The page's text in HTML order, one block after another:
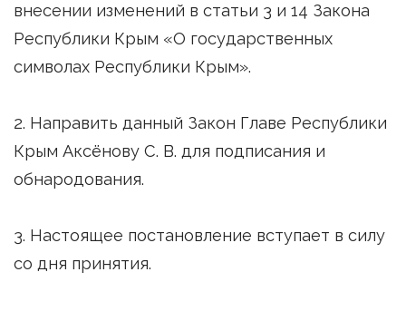
внесении изменений в статьи 3 и 14 Закона
Республики Крым «О государственных
символах Республики Крым».
2. Направить данный Закон Главе Республики
Крым Аксёнову С. В. для подписания и
обнародования.
3. Настоящее постановление вступает в силу
со дня принятия.